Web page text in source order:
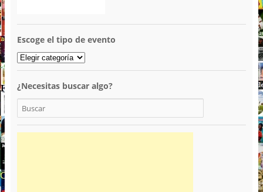
Escoge el tipo de evento
¿Necesitas buscar algo?